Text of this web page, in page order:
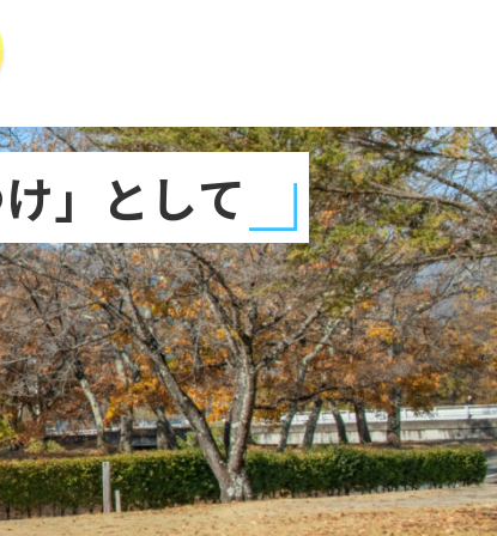
」として